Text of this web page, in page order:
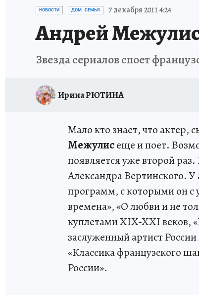
ПРОИСШЕСТВИЯ АФИША
НОВОСТИ ДОМ. СЕМЬЯ 7 декабря 2011 4:24
Андрей
Звезда сериалов споет
Ирина РЮТИНА
Мало кто знает, что актер,
Межулисеще и поет.
появляется уже второй
Александра Вертинского.
программ, с которыми он с
времена», «О любви и не
куплетами XIX-XXI веков,
заслуженный артист
«Классика французского
России».